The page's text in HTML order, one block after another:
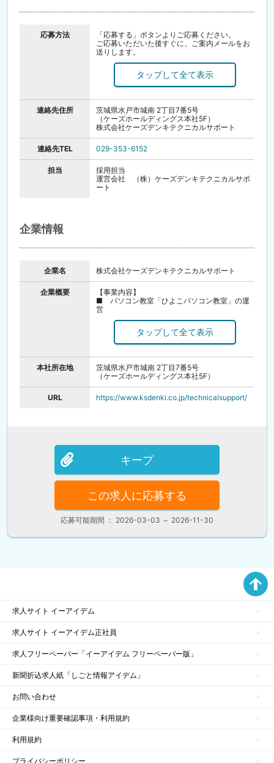
応募方法
「応募する」ボタンよりご応募ください。
ご応募いただいた後すぐに、ご案内メールをお
送りします。
そちらを必ずご確認ください。
応募後の流れにつきましては、まずオンライン
企業説明会を予定しております。
〈選考の流れ〉
▼ご応募
▼オンライン企業説明会
▼応募書類送付・適性検査（Web）
▼二次面接（役員面接）
▼内々定
■応募書類は返却いたしませんので、予めご了
※一度弊社の選考にお進み頂いた方の、再度の
ご応募はお受けいたしかねます。
予めご了承くださいますようお願いいたしま
す。
連絡先住所
茨城県水戸市城南 2丁目7番5号
（ケーズホールディングス本社5F）
株式会社ケーズデンキテクニカルサポート
連絡先TEL 029-353-6152
担当
採用担当
運営会社 （株）ケーズデンキテクニカルサポ
ート
企業情報
企業名 株式会社ケーズデンキテクニカルサポート
企業概要
【事業内容】
■ パソコン教室「ひよこパソコン教室」の運
営
■ パソコンおよび周辺機器、インターネット
等の訪問設定サポート
■ ケーズデンキ店舗内でのサポートカウンタ
ー運営 など
当社は、ケーズデンキグループの一員として、
ケーズデンキ店舗のサービス拡充に寄与すべ
く、ケーズデンキ店舗内において「ひよこパソ
コン教室」の運営、およびケーズデンキ店舗の
顧客より依頼されたパソコンやインターネット
本社所在地
茨城県水戸市城南 2丁目7番5号
（ケーズホールディングス本社5F）
URL https://www.ksdenki.co.jp/technicalsupport/
キープ
この求人に応募する
応募可能期間 ： 2026-03-03 ～ 2026-11-30
求人サイト イーアイデム
求人サイト イーアイデム正社員
求人フリーペーパー「イーアイデム フリーペーパー版」
新聞折込求人紙「しごと情報アイデム」
お問い合わせ
企業様向け重要確認事項・利用規約
利用規約
プライバシーポリシー